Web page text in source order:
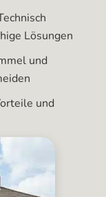
Lösungen
und
und